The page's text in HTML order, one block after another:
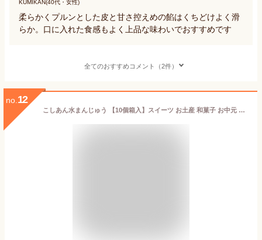
KUMIKAN(40代・女性)
柔らかくプルンとした皮と甘さ控えめの餡はくちどけよく滑
らか。口に入れた食感もよく上品な味わいでおすすめです
全てのおすすめコメント（2件）
no. 12
こしあん水まんじゅう 【10個箱入】スイーツ お土産 和菓子 お中元 お菓子 和スイーツ 詰め合わせ 贈り物 低カロリー 手土産 お茶菓子 水饅頭 葛まんじゅう 菓子折り 岐阜県 老舗 水まんじゅう あんこ 誕生日プレゼント 内祝い 退職 お供え プレゼント お返し 送料無料